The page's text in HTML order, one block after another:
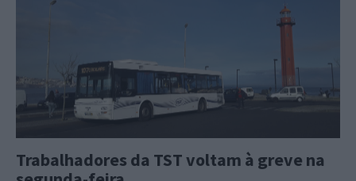
Trabalhadores da TST voltam à greve na